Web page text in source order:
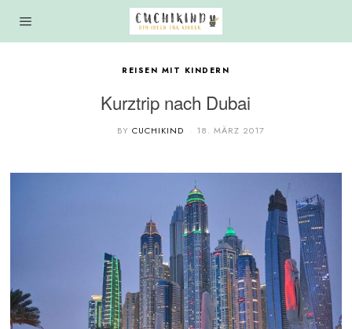
REISEN MIT KINDERN
Kurztrip nach Dubai
BY CUCHIKIND 18. MÄRZ 2017